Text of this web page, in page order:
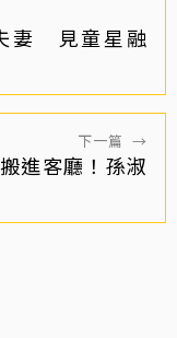
妻 見童星融
下一篇 →
進客廳！孫淑